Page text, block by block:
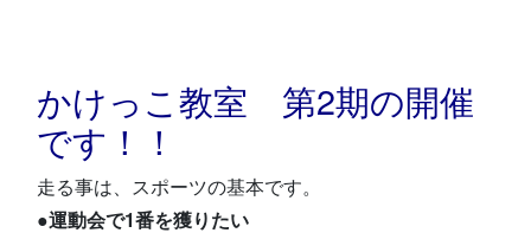
KIDSかけっこ
かけっこ教室 第2期の開催
です！！
走る事は、スポーツの基本です。
●運動会で1番を獲りたい